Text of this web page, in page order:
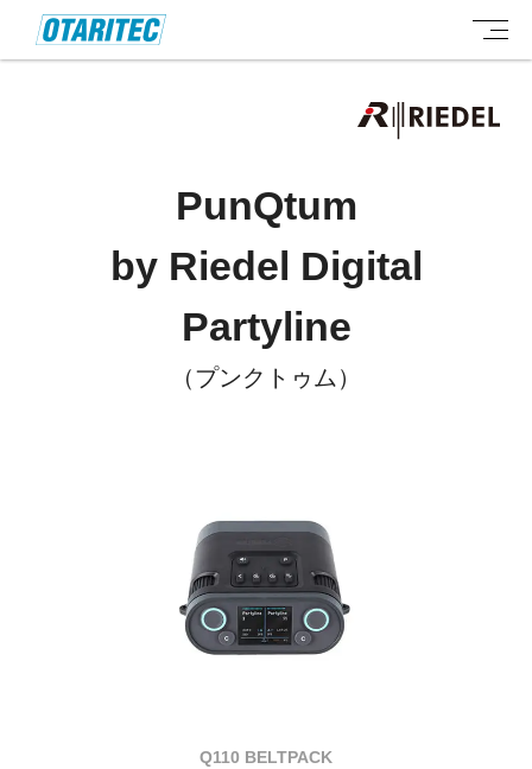
PunQtum
by Riedel Digital
Partyline
（プンクトゥム）
Q110 BELTPACK